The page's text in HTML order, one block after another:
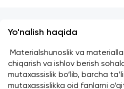
Yo'nalish haqida
Materialshunoslik va
chiqarish va ishlov berish
mutaxassislik bo‘lib, barcha
mutaxassislikka oid fanlarni